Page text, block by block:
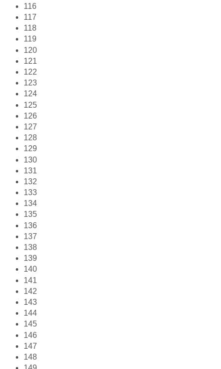
116
117
118
119
120
121
122
123
124
125
126
127
128
129
130
131
132
133
134
135
136
137
138
139
140
141
142
143
144
145
146
147
148